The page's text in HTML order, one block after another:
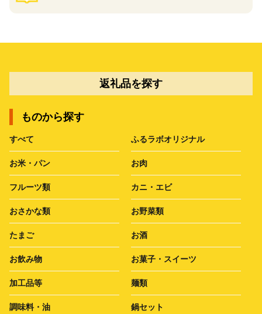
返礼品を探す
ものから探す
すべて ふるラボオリジナル
お米・パン お肉
フルーツ類 カニ・エビ
おさかな類 お野菜類
たまご お酒
お飲み物 お菓子・スイーツ
加工品等 麺類
調味料・油 鍋セット